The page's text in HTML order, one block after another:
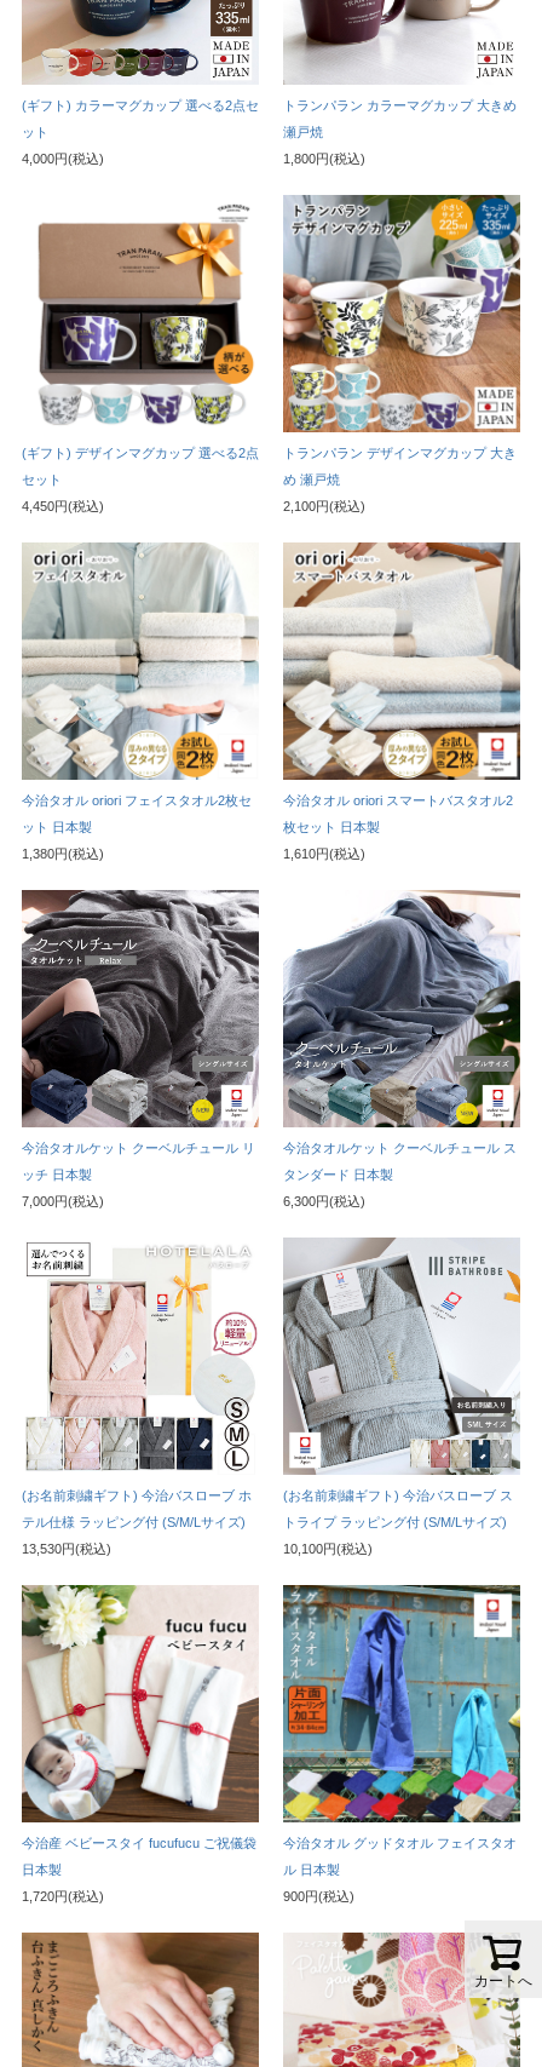
(ギフト) カラーマグカップ 選べる2点セ
ット
4,000円(税込)
トランパラン カラーマグカップ 大きめ
瀬戸焼
1,800円(税込)
(ギフト) デザインマグカップ 選べる2点
セット
4,450円(税込)
トランパラン デザインマグカップ 大き
め 瀬戸焼
2,100円(税込)
今治タオル oriori フェイスタオル2枚セ
ット 日本製
1,380円(税込)
今治タオル oriori スマートバスタオル2
枚セット 日本製
1,610円(税込)
今治タオルケット クーベルチュール リ
ッチ 日本製
7,000円(税込)
今治タオルケット クーベルチュール ス
タンダード 日本製
6,300円(税込)
(お名前刺繍ギフト) 今治バスローブ ホ
テル仕様 ラッピング付 (S/M/Lサイズ)
13,530円(税込)
(お名前刺繍ギフト) 今治バスローブ ス
トライプ ラッピング付 (S/M/Lサイズ)
10,100円(税込)
今治産 ベビースタイ fucufucu ご祝儀袋
日本製
1,720円(税込)
今治タオル グッドタオル フェイスタオ
ル 日本製
900円(税込)
カートへ